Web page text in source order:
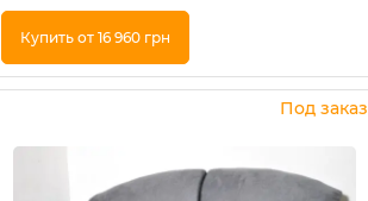
Купить от 16 960 грн
Купить в 1 клик
Под заказ